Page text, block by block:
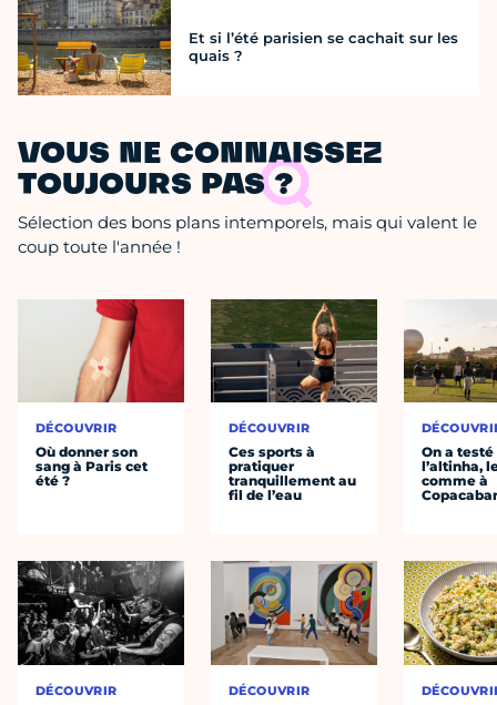
Et si l’été parisien se cachait sur les
quais ?
VOUS NE CONNAISSEZ
TOUJOURS PAS ?
Sélection des bons plans intemporels, mais qui valent le
coup toute l'année !
DÉCOUVRIR
Où donner son
sang à Paris cet
été ?
DÉCOUVRIR
DÉCOUVRIR
Ces sports à
pratiquer
tranquillement au
fil de l’eau
DÉCOUVRIR
On a testé
l’altinha,
comme à